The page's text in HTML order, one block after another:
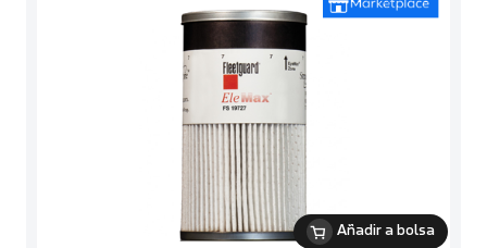
Añadir a bolsa